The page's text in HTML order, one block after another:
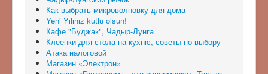
Как выбрать микроволновку для дома
Yeni Yılınız kutlu olsun!
Кафе "Буджак", Чадыр-Лунга
Клеенки для стола на кухню, советы по выбору
Атака налоговой
Магазин «Электрон»